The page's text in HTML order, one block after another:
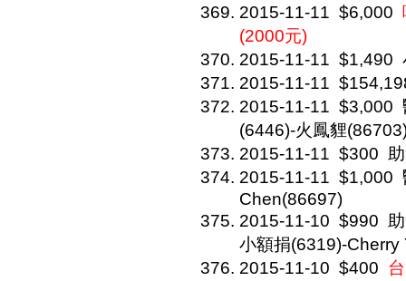
2015-11-11 $6,000
(2000元)
2015-11-11 $1,490
2015-11-11
2015-11-11 $3,000
(6446)-火鳳貍
2015-11-11 $300
2015-11-11 $1,000
Chen(86697)
2015-11-10 $990
小額捐(6319)-Cherry
2015-11-10 $400